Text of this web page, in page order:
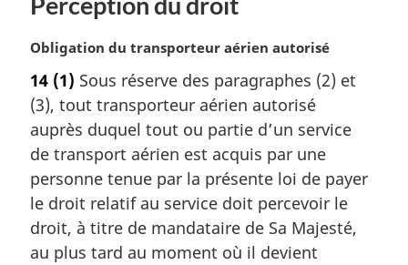
:N
t
e
m
a
g
i
n
a
Obligation du transporteur aérien autorisé
14 (1) Sous réserve des paragraphes (2) et
(3), tout transporteur aérien autorisé
auprès duquel tout ou partie d’un service
de transport aérien est acquis par une
personne tenue par la présente loi de payer
le droit relatif au service doit percevoir le
droit, à titre de mandataire de Sa Majesté,
au plus tard au moment où il devient